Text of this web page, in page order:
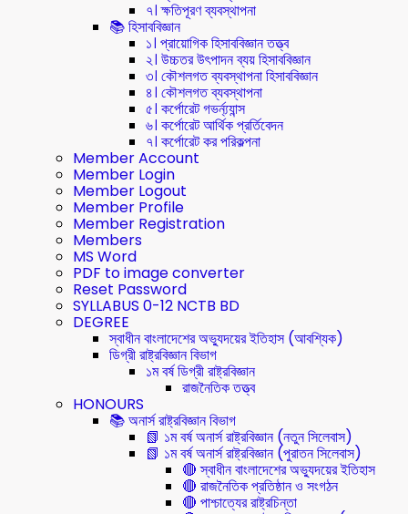
৭। ক্ষতিপূরণ ব্যবস্থাপনা
📚 হিসাববিজ্ঞান
১। প্রায়োগিক হিসাববিজ্ঞান তত্ত্ব
২। উচ্চতর উৎপাদন ব্যয় হিসাববিজ্ঞান
৩। কৌশলগত ব্যবস্থাপনা হিসাববিজ্ঞান
৪। কৌশলগত ব্যবস্থাপনা
৫। কর্পোরেট গভর্ন্য্যান্স
৬। কর্পোরেট আর্থিক প্রর্তিবেদন
৭। কর্পোরেট কর পরিকল্পনা
Member Account
Member Login
Member Logout
Member Profile
Member Registration
Members
MS Word
PDF to image converter
Reset Password
SYLLABUS 0-12 NCTB BD
DEGREE
স্বাধীন বাংলাদেশের অভ্যুদয়ের ইতিহাস (আবশ্যিক)
ডিগ্রী রাষ্ট্রবিজ্ঞান বিভাগ
১ম বর্ষ ডিগ্রী রাষ্ট্রবিজ্ঞান
রাজনৈতিক তত্ত্ব
HONOURS
📚 অনার্স রাষ্ট্রবিজ্ঞান বিভাগ
📗 ১ম বর্ষ অনার্স রাষ্ট্রবিজ্ঞান (নতুন সিলেবাস)
📗 ১ম বর্ষ অনার্স রাষ্ট্রবিজ্ঞান (পুরাতন সিলেবাস)
🔴 স্বাধীন বাংলাদেশের অভ্যুদয়ের ইতিহাস
🔴 রাজনৈতিক প্রতিষ্ঠান ও সংগঠন
🔴 পাশ্চাত্যের রাষ্ট্রচিন্তা